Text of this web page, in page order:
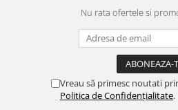
Nu rata ofertele si
Vreau să primesc noutati
Politica de Confidențialitate.